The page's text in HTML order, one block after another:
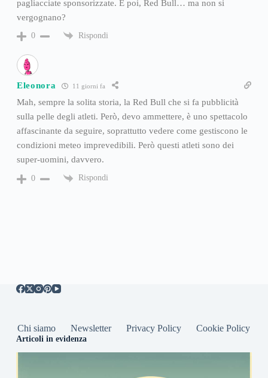
pagliacciate sponsorizzate. E poi, Red Bull… ma non si
vergognano?
0 Rispondi
Eleonora 11 giorni fa
Mah, sempre la solita storia, la Red Bull che si fa pubblicità
sulla pelle degli atleti. Però, devo ammettere, è uno spettacolo
affascinante da seguire, soprattutto vedere come gestiscono le
condizioni meteo imprevedibili. Però questi atleti sono dei
super-uomini, davvero.
0 Rispondi
Chi siamo Newsletter Privacy Policy Cookie Policy
Articoli in evidenza